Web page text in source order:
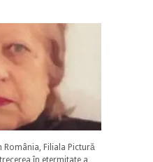
România, Filiala Pictură